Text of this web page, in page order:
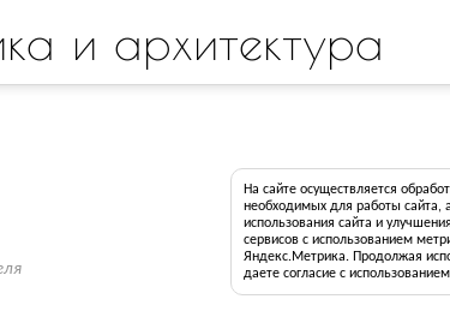
и архитектура
На сайте осуществляется
необходимых для работы сайта,
использования сайта и
сервисов с использованием
Яндекс.Метрика. Продолжая
даете согласие с